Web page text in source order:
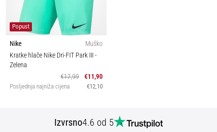
Popust
Nike
Muško
Kratke hlače Nike Dri-FIT Park III-
Zelena
€17,99
€11,90
Posljednja najniža cijena €12,10
Izvrsno4.6 od 5